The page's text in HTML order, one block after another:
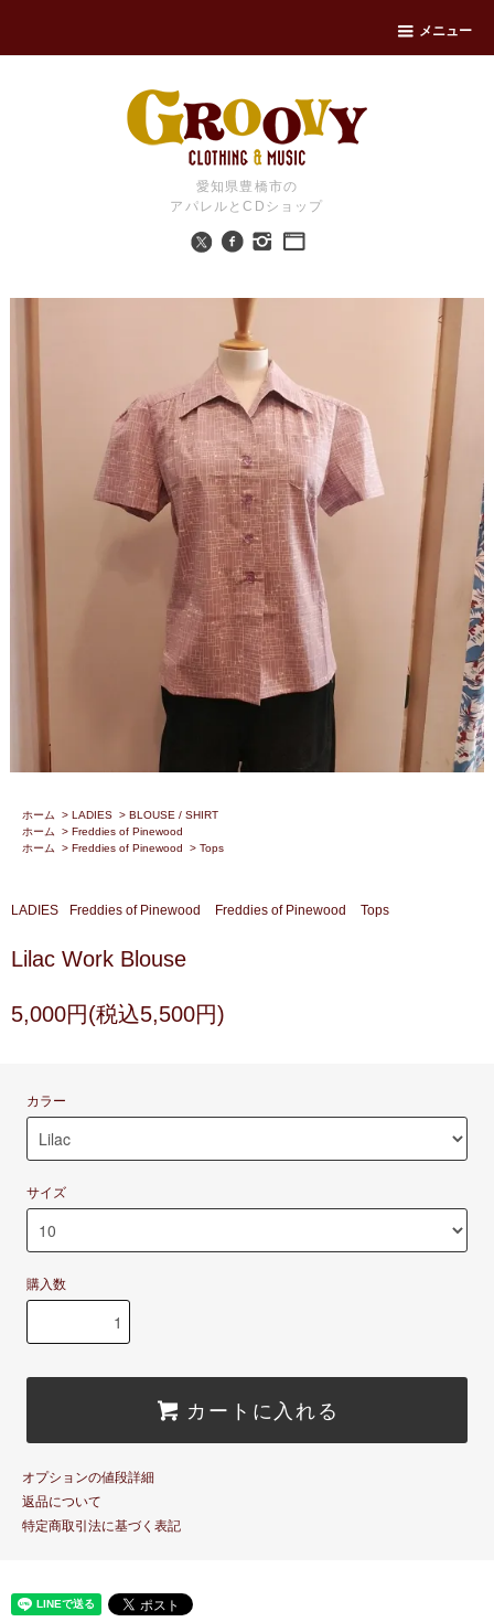
メニュー
愛知県豊橋市の
アパレルとCDショップ
ホーム > LADIES > BLOUSE / SHIRT
ホーム
> Freddies of Pinewood
ホーム
> Freddies of Pinewood > Tops
LADIES Freddies of Pinewood Freddies of Pinewood Tops
Lilac Work Blouse
5,000円(税込5,500円)
カラー
サイズ
購入数
カートに入れる
オプションの値段詳細
返品について
特定商取引法に基づく表記